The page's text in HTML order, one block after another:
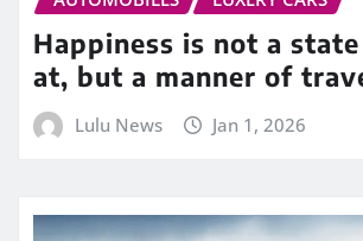
Happiness is not a
at, but a manner of
Lulu News Jan 1, 2026